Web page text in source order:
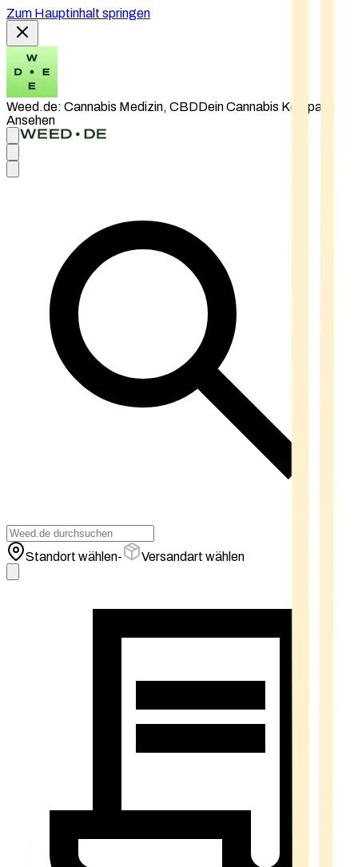
Zum Hauptinhalt springen
Weed.de: Cannabis Medizin, CBDDein Cannabis Kompass
Ansehen
Standort wählen- Versandart wählen